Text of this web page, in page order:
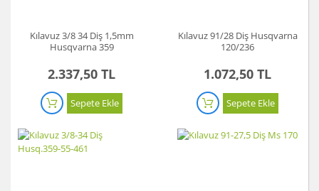
Kılavuz 3/8 34 Diş 1,5mm
Husqvarna 359
2.337,50 TL
Sepete Ekle
Kılavuz 91/28 Diş Husqvarna
120/236
1.072,50 TL
Sepete Ekle